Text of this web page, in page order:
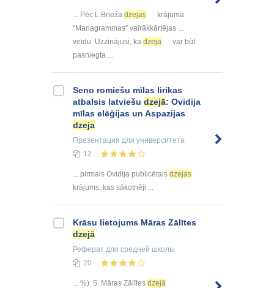
... Pēc L.Brieža dzejas
krājuma
“Mariagrammas” vairākkārtējas ...
veidu. Uzzinājusi, ka dzeja
var būt
pasniegta ...
Seno romiešu mīlas lirikas
atbalsis latviešu dzejā: Ovidija
mīlas elēģijas un Aspazijas
dzeja
Презентация для университета
12
... pirmais Ovidija publicētais dzejas
krājums, kas sākotnēji ...
Krāsu lietojums Māras Zālītes
dzejā
Реферат для средней школы
20
... %). 5. Māras Zālītes dzejā